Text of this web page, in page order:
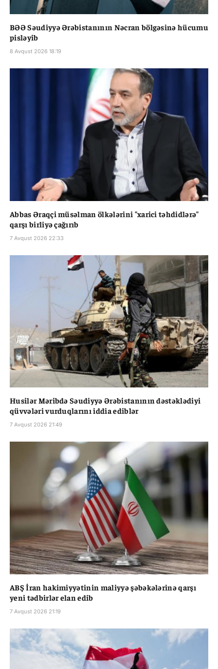
BƏƏ Səudiyyə Ərəbistanının Nəcran bölgəsinə hücumu
pisləyib
8 Avqust 2026 18:19
Abbas Əraqçi müsəlman ölkələrini "xarici təhdidlərə"
qarşı birliyə çağırıb
7 Avqust 2026 22:33
Husilər Məribdə Səudiyyə Ərəbistanının dəstəklədiyi
qüvvələri vurduqlarını iddia ediblər
7 Avqust 2026 21:49
ABŞ İran hakimiyyətinin maliyyə şəbəkələrinə qarşı
yeni tədbirlər elan edib
7 Avqust 2026 21:19